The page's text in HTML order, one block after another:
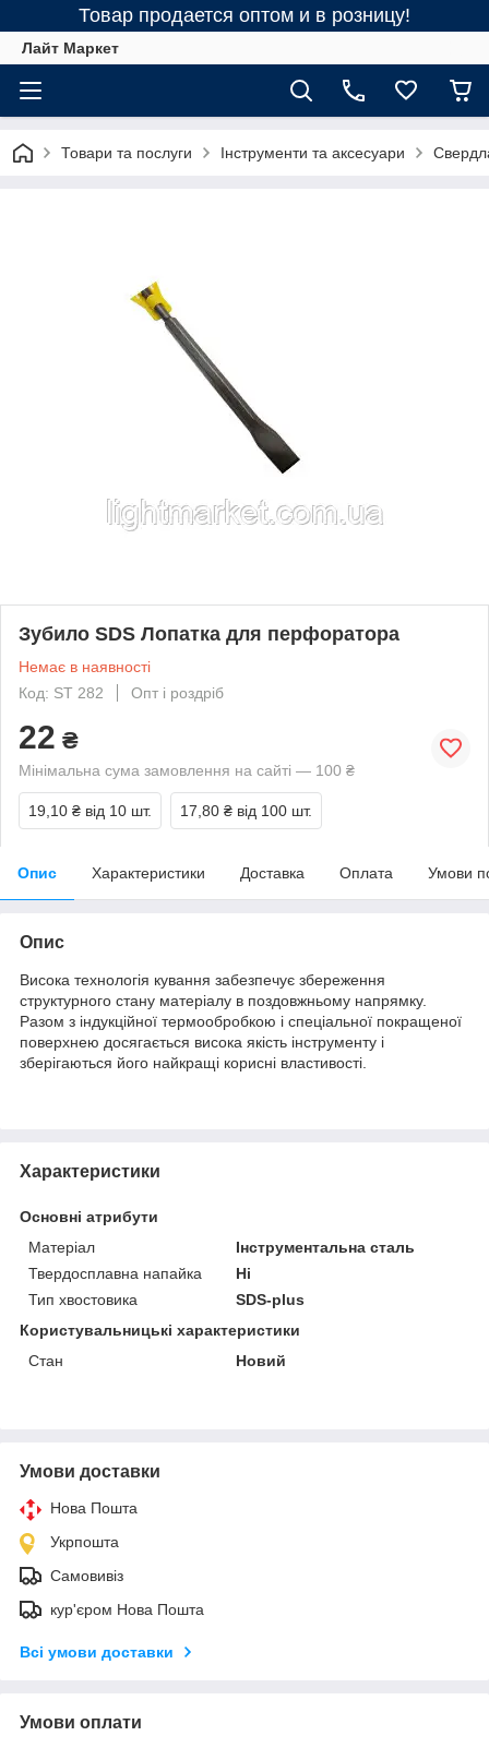
Товар продается оптом и в розницу!
Лайт Маркет
Товари та послуги Інструменти та аксесуари
Зубило SDS Лопатка для перфоратора
Немає в наявності
Код: ST 282
Опт і роздріб
22 ₴
Мінімальна сума замовлення на сайті — 100 ₴
19,10 ₴ від 10 шт. 17,80 ₴ від 100 шт.
Опис Характеристики Доставка Оплата Умови
Опис
Висока технологія кування забезпечує збереження
структурного стану матеріалу в поздовжньому напрямку.
Разом з індукційної термообробкою і спеціальної покращеної
поверхнею досягається висока якість інструменту і
зберігаються його найкращі корисні властивості.
Характеристики
Основні атрибути
Матеріал
Інструментальна сталь
Твердосплавна напайка
Ні
Тип хвостовика
SDS-plus
Користувальницькі характеристики
Стан
Новий
Умови доставки
Нова Пошта
Укрпошта
Самовивіз
кур'єром Нова Пошта
Всі умови доставки
Умови оплати